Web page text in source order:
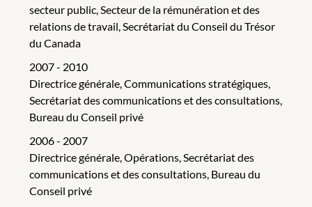
secteur public, Secteur de la rémunération et des
relations de travail, Secrétariat du Conseil du Trésor
du Canada
2007 - 2010
Directrice générale, Communications stratégiques,
Secrétariat des communications et des consultations,
Bureau du Conseil privé
2006 - 2007
Directrice générale, Opérations, Secrétariat des
communications et des consultations, Bureau du
Conseil privé